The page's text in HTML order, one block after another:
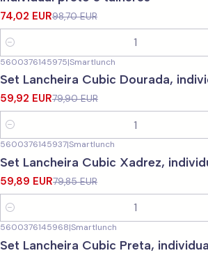
74,02 EUR98,70 EUR
Quantidade
-25%DESCONTO
5600376145975|Smartlunch
Set Lancheira Cubic Dourada,
59,92 EUR79,90 EUR
Quantidade
DESCONTO
5600376145937|Smartlunch
Set Lancheira Cubic Xadrez,
59,89 EUR79,85 EUR
Quantidade
-25%DESCONTO
5600376145968|Smartlunch
Set Lancheira Cubic Preta,